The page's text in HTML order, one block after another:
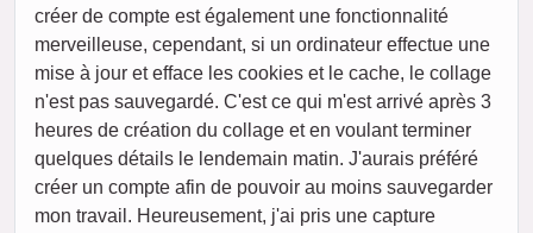
créer de compte est également une fonctionnalité
merveilleuse, cependant, si un ordinateur effectue une
mise à jour et efface les cookies et le cache, le collage
n'est pas sauvegardé. C'est ce qui m'est arrivé après 3
heures de création du collage et en voulant terminer
quelques détails le lendemain matin. J'aurais préféré
créer un compte afin de pouvoir au moins sauvegarder
mon travail. Heureusement, j'ai pris une capture